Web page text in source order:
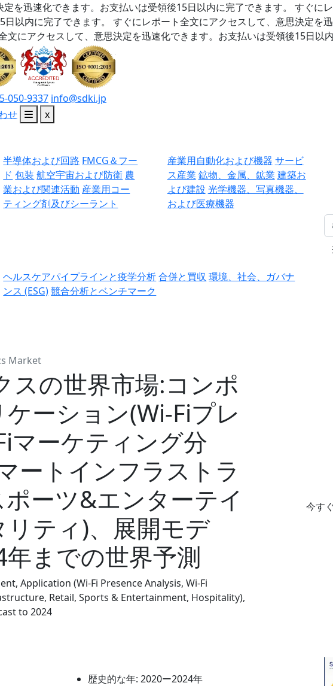
を迅速化できます。お支払いは受領後15日以内に完了できます。
すぐに
以内に完了できます。
すぐにレポート全文にアクセスして、意思決定を
文にアクセスして、意思決定を迅速化できます。お支払いは受領後15日以内
050-9337 info@sdki.jp
せ
x
半導体および回路 FMCG＆フー
ド 包装 航空宇宙および防衛 農
業および関連活動 産業用コー
ティング剤及びシーラント
産業用自動化および機器 サービ
ス産業 鉱物、金属、鉱業 建築お
よび建設 光学機器、写真機器、
および医療機器
ヘルスケアパイプラインと疫学分析合併と買収 環境、社会、ガバナ
ンス (ESG)競合分析とベンチマーク
Market
スの世界市場:コンポ
ーション(Wi-Fiプレ
マーケティング分
ートインフラストラ
ーツ&エンターテイ
ティ)、展開モデ
までの世界予測
Application (Wi-Fi Presence Analysis, Wi-Fi
Retail, Sports & Entertainment, Hospitality),
to 2024
今す
歴史的な年: 2020ー2024年